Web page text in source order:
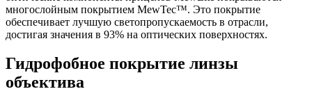
многослойным покрытием MewTec™. Это покрытие
обеспечивает лучшую светопропускаемость в отрасли,
достигая значения в 93% на оптических поверхностях.
Гидрофобное покрытие линзы
объектива